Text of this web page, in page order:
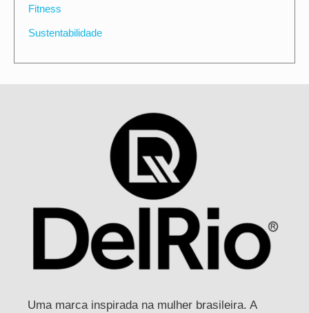
Fitness
Sustentabilidade
Uma marca inspirada na mulher brasileira. A